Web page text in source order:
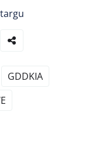
GDDKIA